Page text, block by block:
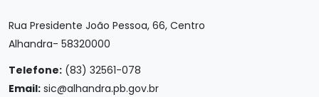
Rua Presidente João Pessoa, 66, Centro
Alhandra- 58320000
Telefone: (83) 32561-078
Email: sic@alhandra.pb.gov.br